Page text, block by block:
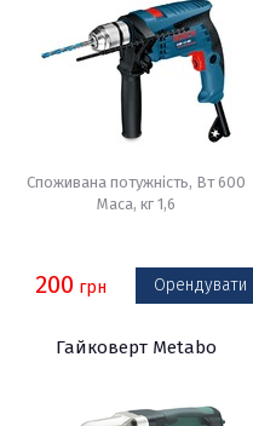
Споживана потужність, Вт 600
Маса, кг 1,6
200 грн Орендувати
Гайковерт Metabo